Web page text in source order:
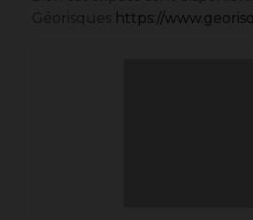
Géorisques https://